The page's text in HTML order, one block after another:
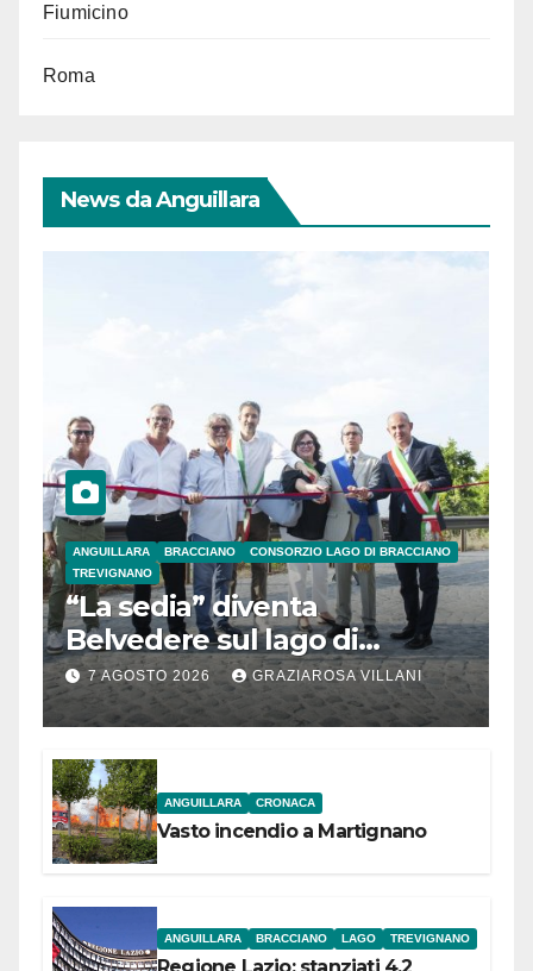
Fiumicino
Roma
News da Anguillara
ANGUILLARA BRACCIANO
CONSORZIO LAGO DI BRACCIANO
TREVIGNANO
“La sedia” diventa
Belvedere sul lago di
Bracciano: ieri
l’inaugurazione
7 AGOSTO 2026 GRAZIAROSA VILLANI
ANGUILLARA CRONACA
Vasto incendio a Martignano
ANGUILLARA BRACCIANO LAGO TREVIGNANO